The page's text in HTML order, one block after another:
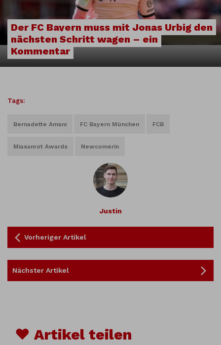
Der FC Bayern muss mit Jonas Urbig den
nächsten Schritt wagen – ein
Kommentar
Tags:
Bernadette Amani FC Bayern München FCB
Miasanrot Awards Newcomerin
Justin
Vorheriger Artikel
Nächster Artikel
♥ Artikel teilen